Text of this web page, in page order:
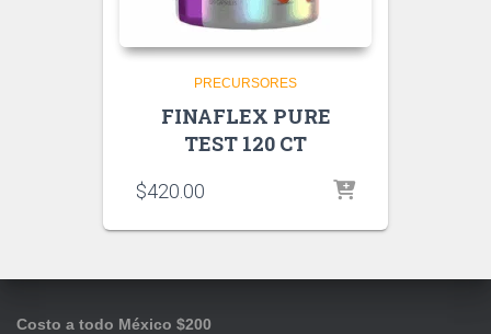
PRECURSORES
FINAFLEX PURE
TEST 120 CT
$420.00
Costo a todo México $200